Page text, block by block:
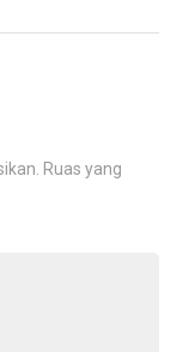
Ruas yang